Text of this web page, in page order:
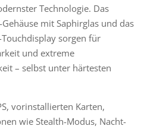
Technologie. Das
mit Saphirglas und das
sorgen für
und extreme
– selbst unter härtesten
vorinstallierten Karten,
wie Stealth-Modus, Nacht­